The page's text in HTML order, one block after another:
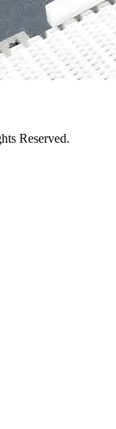
Reserved.